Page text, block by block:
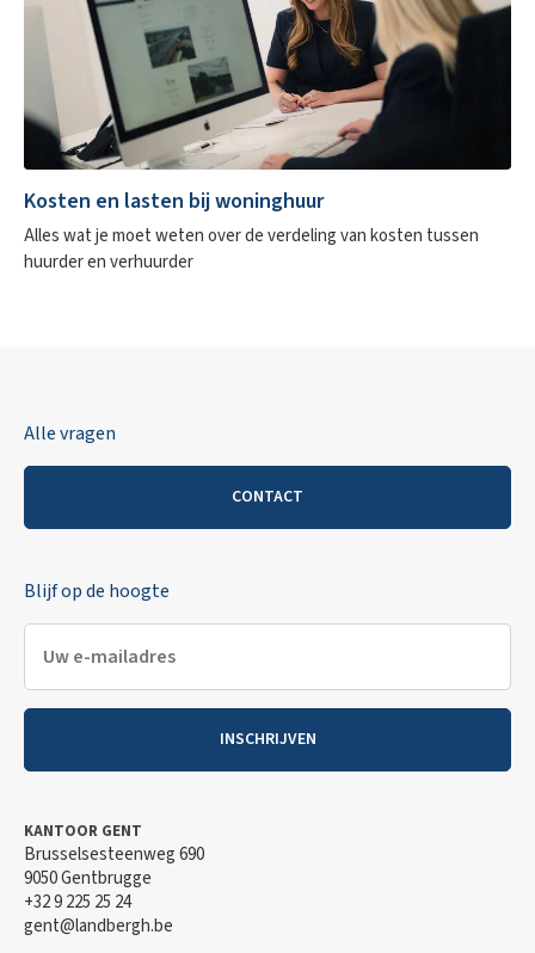
Kosten en lasten bij woninghuur
Alles wat je moet weten over de verdeling van kosten tussen
huurder en verhuurder
Alle vragen
CONTACT
Blijf op de hoogte
INSCHRIJVEN
KANTOOR GENT
Brusselsesteenweg 690
9050 Gentbrugge
+32 9 225 25 24
gent@landbergh.be